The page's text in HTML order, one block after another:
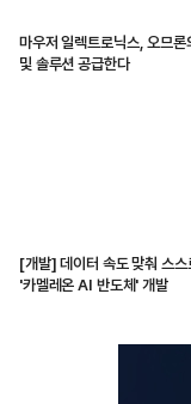
마우저 일렉트로닉스, 오므론
및 솔루션 공급한다
[개발] 데이터 속도 맞춰 스스
'카멜레온 AI 반도체' 개발